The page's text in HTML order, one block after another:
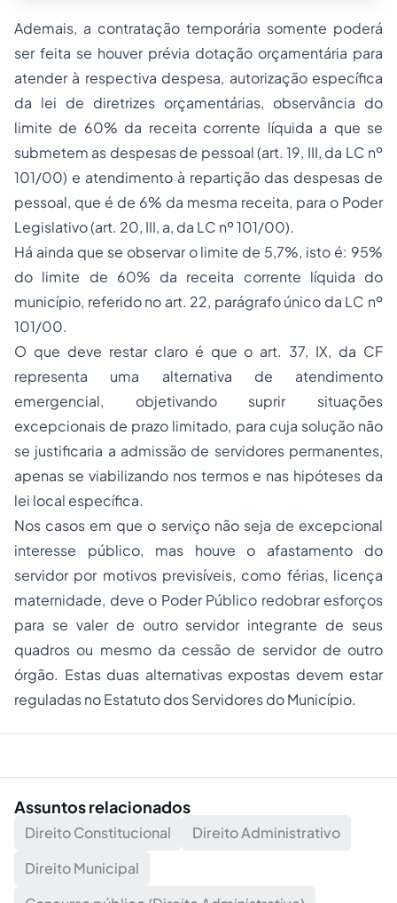
Ademais, a contratação temporária somente poderá
ser feita se houver prévia dotação orçamentária para
atender à respectiva despesa, autorização específica
da lei de diretrizes orçamentárias, observância do
limite de 60% da receita corrente líquida a que se
submetem as despesas de pessoal (art. 19, III, da LC nº
101/00) e atendimento à repartição das despesas de
pessoal, que é de 6% da mesma receita, para o Poder
Legislativo (art. 20, III, a, da LC nº 101/00).
Há ainda que se observar o limite de 5,7%, isto é: 95%
do limite de 60% da receita corrente líquida do
município, referido no art. 22, parágrafo único da LC nº
101/00.
O que deve restar claro é que o art. 37, IX, da CF
representa uma alternativa de atendimento
emergencial, objetivando suprir situações
excepcionais de prazo limitado, para cuja solução não
se justificaria a admissão de servidores permanentes,
apenas se viabilizando nos termos e nas hipóteses da
lei local específica.
Nos casos em que o serviço não seja de excepcional
interesse público, mas houve o afastamento do
servidor por motivos previsíveis, como férias, licença
maternidade, deve o Poder Público redobrar esforços
para se valer de outro servidor integrante de seus
quadros ou mesmo da cessão de servidor de outro
órgão. Estas duas alternativas expostas devem estar
reguladas no Estatuto dos Servidores do Município.
Assuntos relacionados
Direito Constitucional
Direito Administrativo
Direito Municipal